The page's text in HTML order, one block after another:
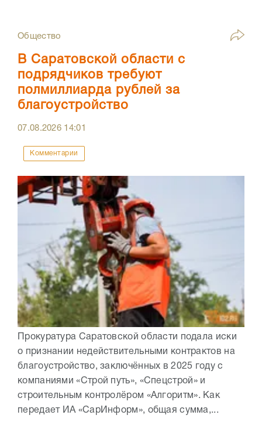
Общество
В Саратовской области с
подрядчиков требуют
полмиллиарда рублей за
благоустройство
07.08.2026 14:01
Комментарии
Прокуратура Саратовской области подала иски
о признании недействительными контрактов на
благоустройство, заключённых в 2025 году с
компаниями «Строй путь», «Спецстрой» и
строительным контролёром «Алгоритм». Как
передает ИА «СарИнформ», общая сумма,...